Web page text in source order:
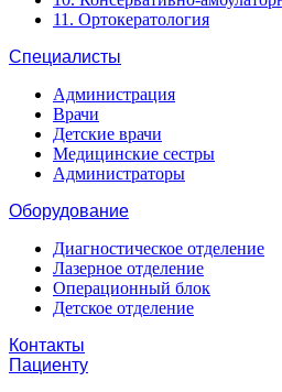
11. Ортокератология
Специалисты
Администрация
Врачи
Детские врачи
Медицинские сестры
Администраторы
Оборудование
Диагностическое отделение
Лазерное отделение
Операционный блок
Детское отделение
Контакты
Пациенту